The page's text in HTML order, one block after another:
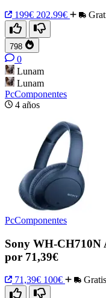
199€ 202.99€
798
0
Lunam
Lunam
PcComponentes
4 años
PcComponentes
Sony WH-CH710N
por 71,39€
71,39€ 100€ Gratis